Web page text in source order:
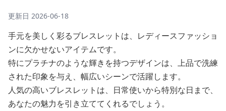
更新日 2026-06-18
手元を美しく彩るブレスレットは、レディースファッショ
ンに欠かせないアイテムです。
特にプラチナのような輝きを持つデザインは、上品で洗練
された印象を与え、幅広いシーンで活躍します。
人気の高いブレスレットは、日常使いから特別な日まで、
あなたの魅力を引き立ててくれるでしょう。